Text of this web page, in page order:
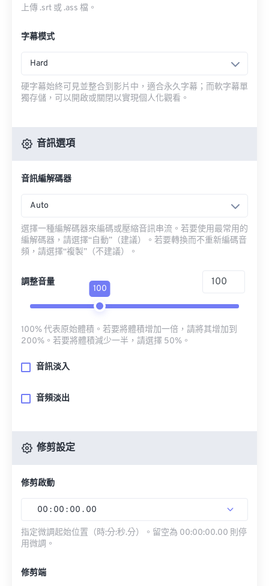
上傳 .srt 或 .ass 檔。
字幕模式
Hard
硬字幕始終可見並整合到影片中，適合永久字幕；而軟字幕單
獨存儲，可以開啟或關閉以實現個人化觀看。
音訊選項
音訊編解碼器
Auto
選擇一種編解碼器來編碼或壓縮音訊串流。若要使用最常用的
編解碼器，請選擇“自動”（建議）。若要轉換而不重新編碼音
頻，請選擇“複製”（不建議）。
調整音量
100
100% 代表原始體積。若要將體積增加一倍，請將其增加到
200%。若要將體積減少一半，請選擇 50%。
音訊淡入
音頻淡出
修剪設定
修剪啟動
00 : 00 : 00 . 00
指定微調起始位置（時:分:秒.分）。留空為 00:00:00.00 則停
用微調。
修剪端